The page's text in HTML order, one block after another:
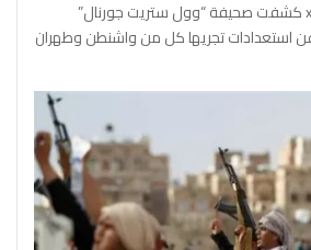
آفرين علو ـ xeber24.net كشفت صحيفة “وول ستريت جورنال”
عن استعدادات تجريها كل من واشنطن وطهران